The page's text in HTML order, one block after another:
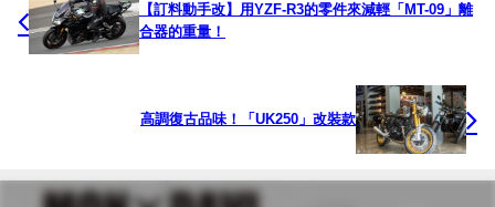
【訂料動手改】用YZF-R3的零件來減輕「MT-09」離
合器的重量！
高調復古品味！「UK250」改裝款